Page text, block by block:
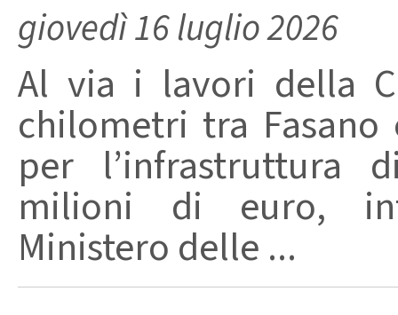
giovedì 16 luglio 2026
Al via i lavori della
chilometri tra
per l’infrastruttura
milioni di euro,
Ministero delle ...